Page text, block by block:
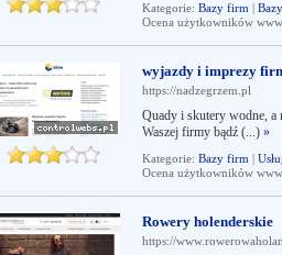
Kategorie: Bazy firm |
Ocena użytkowników
wyjazdy i imprezy
https://nadzegrzem.pl
Quady i skutery wodne, a
Waszej firmy bądź (...) »
Kategorie: Bazy firm |
Ocena użytkowników
Rowery holenderskie
https://